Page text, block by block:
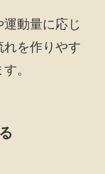
動量に応じ
を作りやす
。